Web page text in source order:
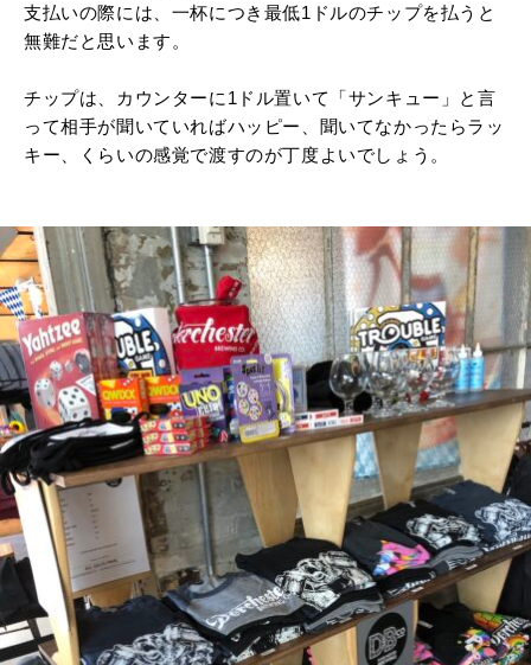
支払いの際には、一杯につき最低1ドルのチップを払うと
無難だと思います。
チップは、カウンターに1ドル置いて「サンキュー」と言
って相手が聞いていればハッピー、聞いてなかったらラッ
キー、くらいの感覚で渡すのが丁度よいでしょう。